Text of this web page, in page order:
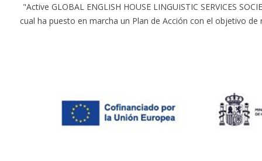
"Active GLOBAL ENGLISH HOUSE LINGUISTIC SERVICES
cual ha puesto en marcha un Plan de Acción con el objetivo